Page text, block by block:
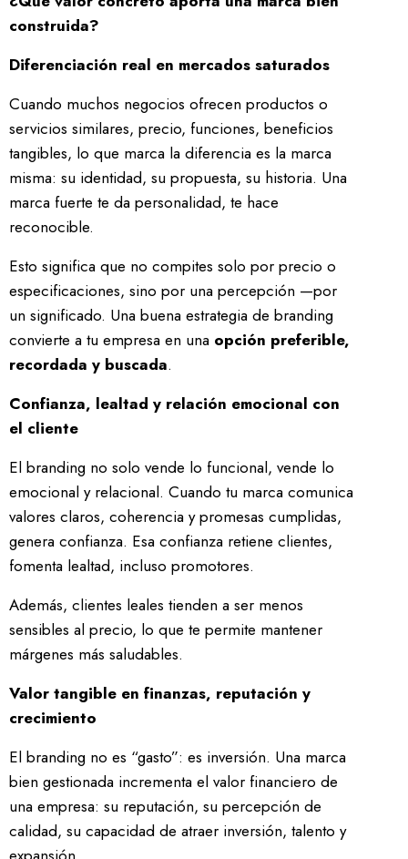
construida?
Diferenciación real en mercados saturados
Cuando muchos negocios ofrecen productos o
servicios similares, precio, funciones, beneficios
tangibles, lo que marca la diferencia es la marca
misma: su identidad, su propuesta, su historia. Una
marca fuerte te da personalidad, te hace
reconocible.
Esto significa que no compites solo por precio o
especificaciones, sino por una percepción —por
un significado. Una buena estrategia de branding
convierte a tu empresa en una opción preferible,
recordada y buscada.
Confianza, lealtad y relación emocional con
el cliente
El branding no solo vende lo funcional, vende lo
emocional y relacional. Cuando tu marca comunica
valores claros, coherencia y promesas cumplidas,
genera confianza. Esa confianza retiene clientes,
fomenta lealtad, incluso promotores.
Además, clientes leales tienden a ser menos
sensibles al precio, lo que te permite mantener
márgenes más saludables.
Valor tangible en finanzas, reputación y
crecimiento
El branding no es “gasto”: es inversión. Una marca
bien gestionada incrementa el valor financiero de
una empresa: su reputación, su percepción de
calidad, su capacidad de atraer inversión, talento y